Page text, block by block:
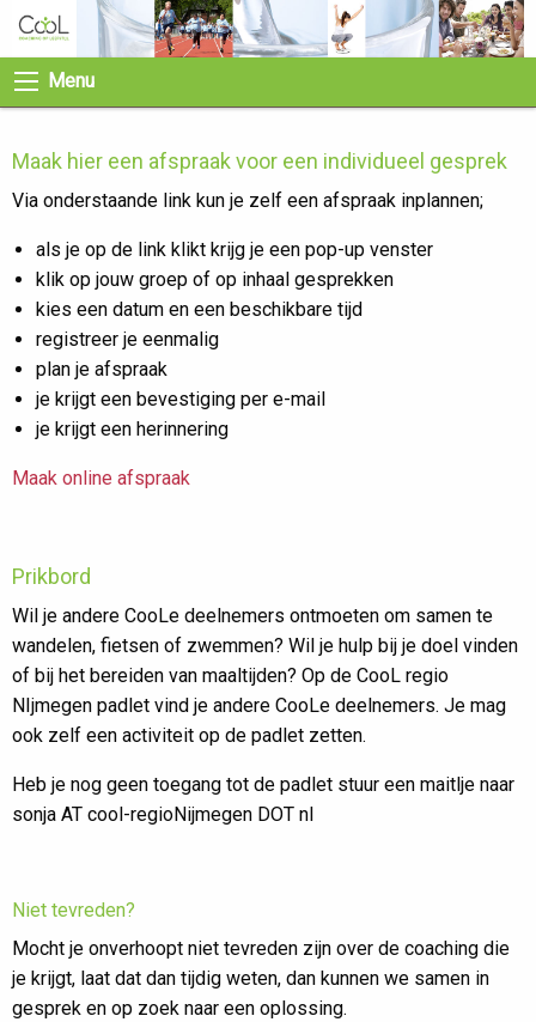
Menu
Maak hier een afspraak voor een individueel gesprek
Via onderstaande link kun je zelf een afspraak inplannen;
als je op de link klikt krijg je een pop-up venster
klik op jouw groep of op inhaal gesprekken
kies een datum en een beschikbare tijd
registreer je eenmalig
plan je afspraak
je krijgt een bevestiging per e-mail
je krijgt een herinnering
Maak online afspraak
Prikbord
Wil je andere CooLe deelnemers ontmoeten om samen te
wandelen, fietsen of zwemmen? Wil je hulp bij je doel vinden
of bij het bereiden van maaltijden? Op de CooL regio
NIjmegen padlet vind je andere CooLe deelnemers. Je mag
ook zelf een activiteit op de padlet zetten.
Heb je nog geen toegang tot de padlet stuur een maitlje naar
sonja AT cool-regioNijmegen DOT nl
Niet tevreden?
Mocht je onverhoopt niet tevreden zijn over de coaching die
je krijgt, laat dat dan tijdig weten, dan kunnen we samen in
gesprek en op zoek naar een oplossing.